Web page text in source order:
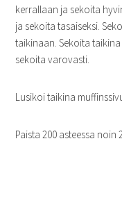
kerrallaan ja sekoita
ja sekoita tasaiseksi.
taikinaan. Sekoita
sekoita varovasti.
Lusikoi taikina
Paista 200 asteessa noin